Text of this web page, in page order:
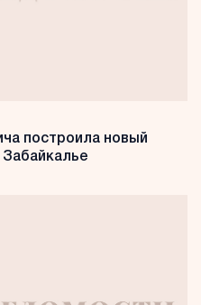
построила новый